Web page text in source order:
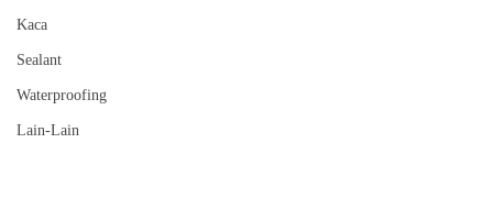
Kaca
Sealant
Waterproofing
Lain-Lain